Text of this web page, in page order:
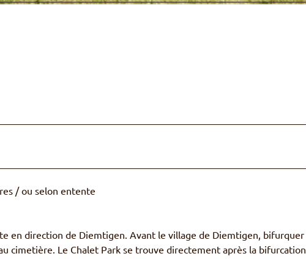
/ ou selon entente
en direction de Diemtigen. Avant le village de Diemtigen, bifurquer
cimetière. Le Chalet Park se trouve directement après la bifurcation